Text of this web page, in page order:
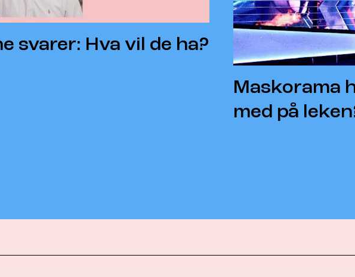
svarer: Hva vil de ha?
Maskorama
med på